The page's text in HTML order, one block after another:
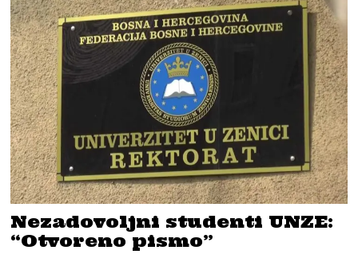
Nezadovoljni studenti UNZE:
“Otvoreno pismo”